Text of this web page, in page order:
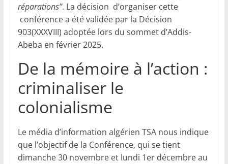
réparations”. La décision d’organiser cette
conférence a été validée par la Décision
903(XXXVIII) adoptée lors du sommet d’Addis-
Abeba en février 2025.
De la mémoire à l’action :
criminaliser le
colonialisme
Le média d’information algérien TSA nous indique
que l’objectif de la Conférence, qui se tient
dimanche 30 novembre et lundi 1er décembre au